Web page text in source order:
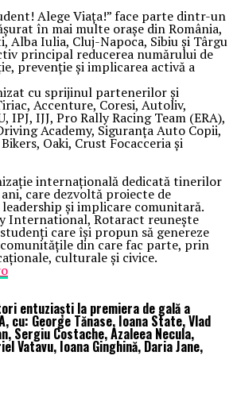
Alege Viața!” face parte dintr-un
în mai multe orașe din România,
Alba Iulia, Cluj-Napoca, Sibiu și Târgu
principal reducerea numărului de
prevenție și implicarea activă a
cu sprijinul partenerilor și
Accenture, Coresi, Autoliv,
IPJ, IJJ, Pro Rally Racing Team (ERA),
Academy, Siguranța Auto Copii,
Oaki, Crust Focacceria și
internațională dedicată tinerilor
care dezvoltă proiecte de
și implicare comunitară.
International, Rotaract reunește
care își propun să genereze
din care fac parte, prin
culturale și civice.
entuziaști la premiera de gală a
cu: George Tănase, Ioana State, Vlad
Sergiu Costache, Azaleea Necula,
Vatavu, Ioana Ginghină, Daria Jane,